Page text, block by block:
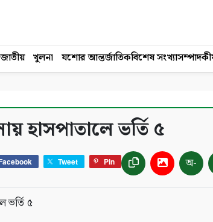
জাতীয় খুলনা যশোর আন্তর্জাতিকবিশেষ সংখ্যা
হাসপাতালে ভর্তি ৫
Tweet Pin অ-